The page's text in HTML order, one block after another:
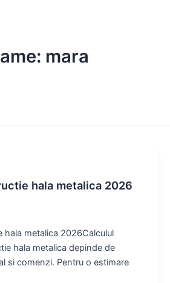
mara
hala metalica 2026
hala metalica 2026Calculul
hala metalica depinde de
si comenzi. Pentru o estimare